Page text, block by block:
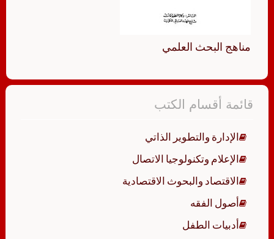
مناهج البحث العلمي
قائمة أقسام الكتب
الإدارة والتطوير الذاتي
الإعلام وتكنولوجيا الاتصال
الاقتصاد والبحوث الاقتصادية
أصول الفقه
أدبيات الطفل